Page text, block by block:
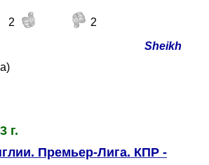
2
2
Sheikh
г.
Премьер-Лига. КПР -